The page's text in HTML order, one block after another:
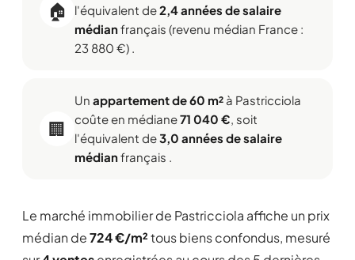
🏠
l'équivalent de2,4 années de salaire
médianfrançais (revenu médian France :
23 880 €) .
🏢
Un appartement de 60 m² à Pastricciola
coûte en médiane71 040 €, soit
l'équivalent de3,0 années de salaire
médianfrançais .
Le marché immobilier de Pastricciola affiche un prix
médian de724 €/m²tous biens confondus, mesuré